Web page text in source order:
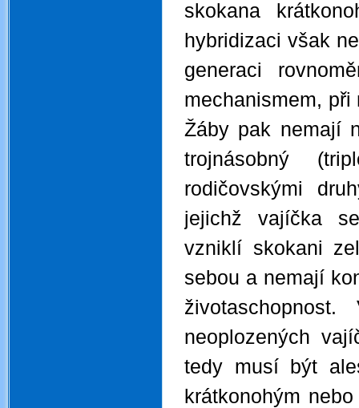
skokana
hybridizaci však
generaci
mechanismem,
Žáby pak nemají
trojnásobný
rodičovskými
jejichž vajíčka
vzniklí skokani
sebou a nemají
neoplozených
tedy musí být
krátkonohým